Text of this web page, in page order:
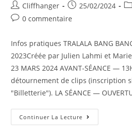
Auteur/autrice
de
Cliffhanger
Post
published:
25/02/2024
Post0 commentaire
Infos pratiques TRALALA BANG
2023Créée par Julien Lahmi et
23 MARS 2024 AVANT-SÉANCE —
détournement de clips (inscription
"Billetterie"). LA SÉANCE —
Continuer La Lecture Tralala
Bang